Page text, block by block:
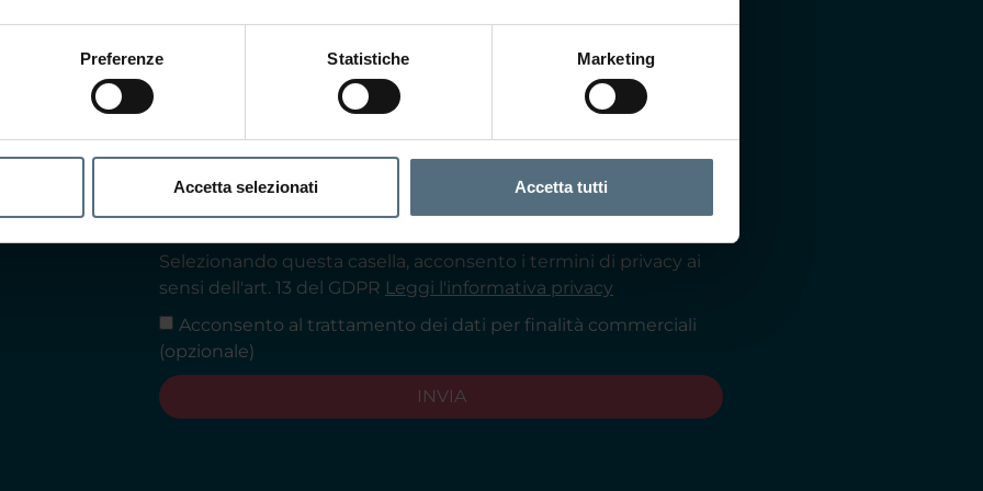
Preferenze Statistiche Marketing
Accetta selezionati Accetta tutti
Selezionando questa casella, acconsento i termini di privacy ai
sensi dell'art. 13 del GDPR Leggi l'informativa privacy
Acconsento al trattamento dei dati per finalità commerciali
(opzionale)
INVIA